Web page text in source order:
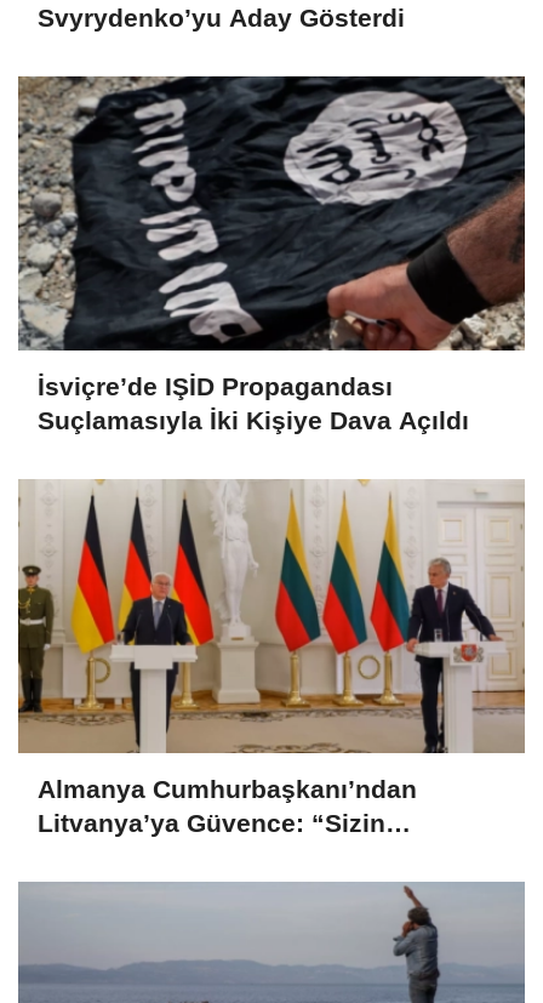
Svyrydenko’yu Aday Gösterdi
İsviçre’de IŞİD Propagandası
Suçlamasıyla İki Kişiye Dava Açıldı
Almanya Cumhurbaşkanı’ndan
Litvanya’ya Güvence: “Sizin